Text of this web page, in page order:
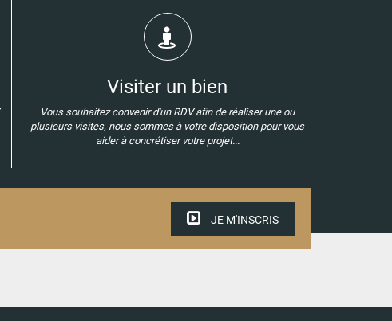
Visiter un bien
Vous souhaitez convenir d'un RDV afin de réaliser une ou
plusieurs visites, nous sommes à votre disposition pour vous
aider à concrétiser votre projet...
JE M'INSCRIS